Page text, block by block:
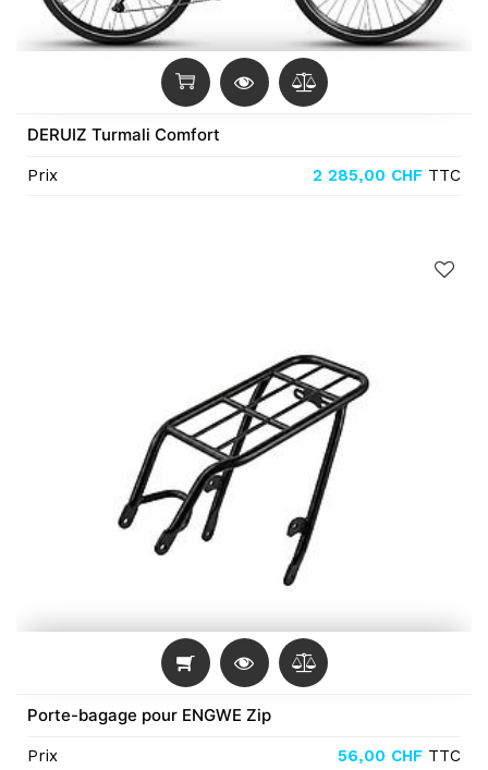
DERUIZ Turmali Comfort
Prix 2 285,00 CHF TTC
Porte-bagage pour ENGWE Zip
Prix 56,00 CHF TTC